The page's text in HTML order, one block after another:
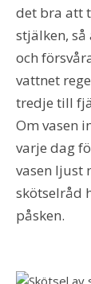
det bra att
stjälken,
och
vattnet
tredje till
Om vasen
varje dag
vasen ljust
skötselråd
påsken.